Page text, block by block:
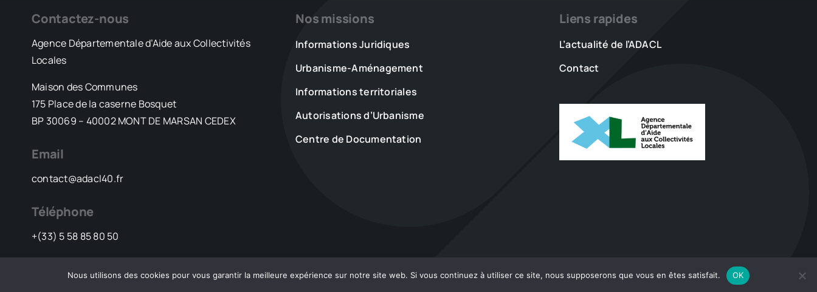
Contactez-nous
Agence Départementale d’Aide aux Collectivités
Locales
Maison des Communes
175 Place de la caserne Bosquet
BP 30069 – 40002 MONT DE MARSAN CEDEX
Email
contact@adacl40.fr
Téléphone
+(33) 5 58 85 80 50
Nos missions
Informations Juridiques
Urbanisme-Aménagement
Informations territoriales
Autorisations d’Urbanisme
Centre de Documentation
Liens rapides
L’actualité de l’ADACL
Contact
© 2023 - 2026 ADACL • Tout droits réservés • Mentions Légales •Accessibilité•Plan du site
Nous utilisons des cookies pour vous garantir la meilleure expérience sur notre site web. Si vous continuez à utiliser ce site, nous supposerons que vous en êtes satisfait. OK